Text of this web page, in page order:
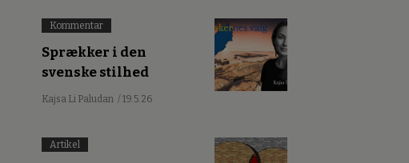
Kommentar
Sprækker i den
svenske stilhed
Kajsa Li Paludan / 19.5.26
Artikel